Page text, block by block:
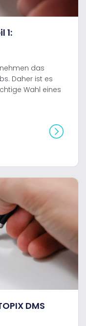
1:
das
Daher ist es
Wahl eines
DMS